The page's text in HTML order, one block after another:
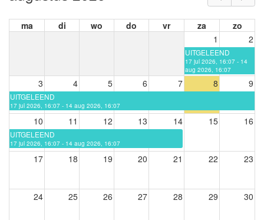
ma di wo do vr za
zo
1
2
UITGELEEND
17 jul 2026, 16:07 - 14
aug 2026, 16:07
3 4 5 6 7 8 9
UITGELEEND
17 jul 2026, 16:07 - 14 aug 2026, 16:07
10 11 12 13 14 15 16
UITGELEEND
17 jul 2026, 16:07 - 14 aug 2026, 16:07
17 18 19 20 21 22 23
24 25 26 27 28 29 30